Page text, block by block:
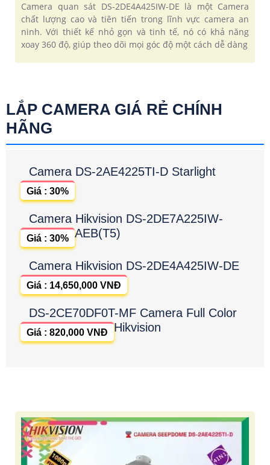
Camera quan sát DS-2DE4A425IW-DE là một Camera
chất lượng cao và tiên tiến trong lĩnh vực camera an
ninh. Với thiết kế nhỏ gọn và tinh tế, nó có khả năng
xoay 360 độ, giúp theo dõi mọi góc độ một cách dễ dàng
LẮP CAMERA GIÁ RẺ CHÍNH
HÃNG
Camera DS-2AE4225TI-D Starlight
Giá : 30%
Camera Hikvision DS-2DE7A225IW-
AEB(T5)
Giá : 30%
Camera Hikvision DS-2DE4A425IW-DE
Giá : 14,650,000 VNĐ
DS-2CE70DF0T-MF Camera Full Color
Hikvision
Giá : 820,000 VNĐ